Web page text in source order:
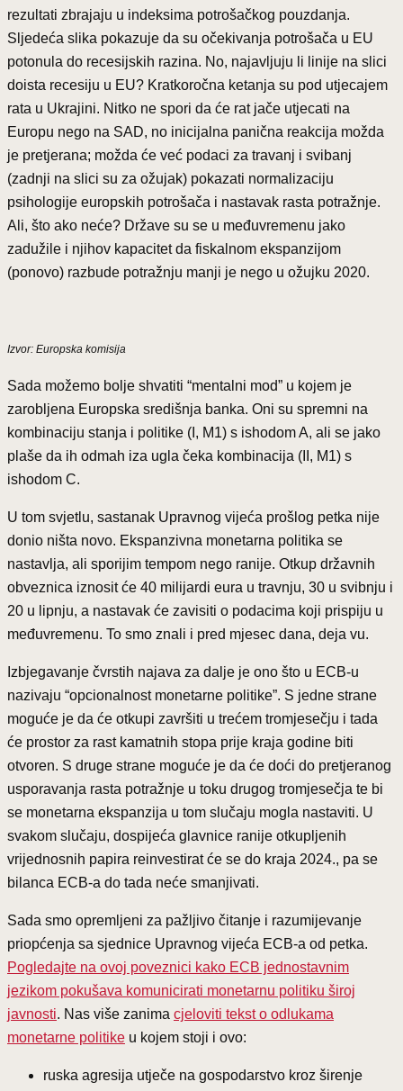
rezultati zbrajaju u indeksima potrošačkog pouzdanja.
Sljedeća slika pokazuje da su očekivanja potrošača u EU
potonula do recesijskih razina. No, najavljuju li linije na slici
doista recesiju u EU? Kratkoročna ketanja su pod utjecajem
rata u Ukrajini. Nitko ne spori da će rat jače utjecati na
Europu nego na SAD, no inicijalna panična reakcija možda
je pretjerana; možda će već podaci za travanj i svibanj
(zadnji na slici su za ožujak) pokazati normalizaciju
psihologije europskih potrošača i nastavak rasta potražnje.
Ali, što ako neće? Države su se u međuvremenu jako
zadužile i njihov kapacitet da fiskalnom ekspanzijom
(ponovo) razbude potražnju manji je nego u ožujku 2020.
Izvor: Europska komisija
Sada možemo bolje shvatiti “mentalni mod” u kojem je
zarobljena Europska središnja banka. Oni su spremni na
kombinaciju stanja i politike (I, M1) s ishodom A, ali se jako
plaše da ih odmah iza ugla čeka kombinacija (II, M1) s
ishodom C.
U tom svjetlu, sastanak Upravnog vijeća prošlog petka nije
donio ništa novo. Ekspanzivna monetarna politika se
nastavlja, ali sporijim tempom nego ranije. Otkup državnih
obveznica iznosit će 40 milijardi eura u travnju, 30 u svibnju i
20 u lipnju, a nastavak će zavisiti o podacima koji prispiju u
međuvremenu. To smo znali i pred mjesec dana, deja vu.
Izbjegavanje čvrstih najava za dalje je ono što u ECB-u
nazivaju “opcionalnost monetarne politike”. S jedne strane
moguće je da će otkupi završiti u trećem tromjesečju i tada
će prostor za rast kamatnih stopa prije kraja godine biti
otvoren. S druge strane moguće je da će doći do pretjeranog
usporavanja rasta potražnje u toku drugog tromjesečja te bi
se monetarna ekspanzija u tom slučaju mogla nastaviti. U
svakom slučaju, dospijeća glavnice ranije otkupljenih
vrijednosnih papira reinvestirat će se do kraja 2024., pa se
bilanca ECB-a do tada neće smanjivati.
Sada smo opremljeni za pažljivo čitanje i razumijevanje
priopćenja sa sjednice Upravnog vijeća ECB-a od petka.
Pogledajte na ovoj poveznici kako ECB jednostavnim
jezikom pokušava komunicirati monetarnu politiku široj
javnosti. Nas više zanima cjeloviti tekst o odlukama
monetarne politike u kojem stoji i ovo:
ruska agresija utječe na gospodarstvo kroz širenje